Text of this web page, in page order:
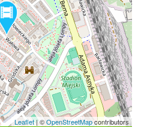
Leaflet|©OpenStreetMapcontributors